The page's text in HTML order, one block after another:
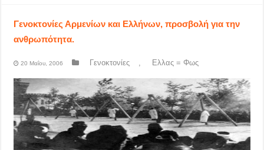
Γενοκτονίες Αρμενίων και Ελλήνων, προσβολή για την
ανθρωπότητα.
20 Μαΐου, 2006 Γενοκτονίες , Ελλας = Φως